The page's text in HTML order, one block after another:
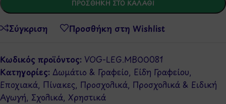
ΠΡΟΣΘΉΚΗ ΣΤΟ ΚΑΛΆΘΙ
Σύγκριση Προσθήκη στη Wishlist
Κωδικός προϊόντος: VOG-LEG.MBO0081
Κατηγορίες: Δωμάτιο & Γραφείο, Είδη Γραφείου,
Εποχιακά, Πίνακες, Προσχολικά, Προσχολικά & Ειδική
Αγωγή, Σχολικά, Χρηστικά